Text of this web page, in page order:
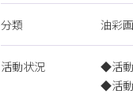
分類 油彩
活動状況
◆活動
◆活動